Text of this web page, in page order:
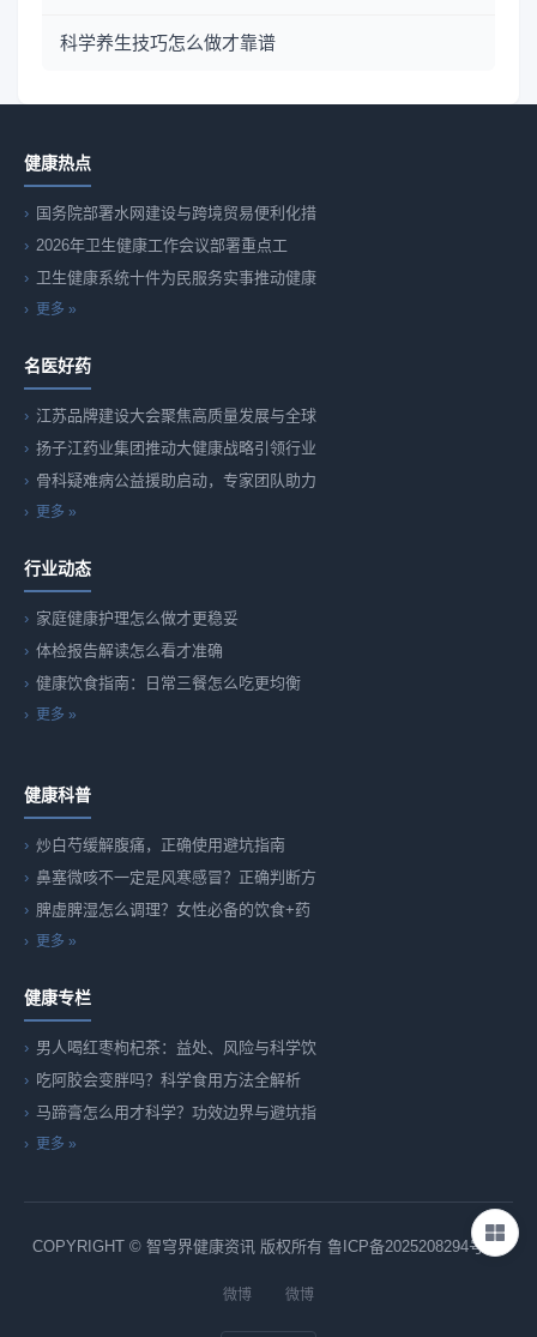
科学养生技巧怎么做才靠谱
健康热点
国务院部署水网建设与跨境贸易便利化措
2026年卫生健康工作会议部署重点工
卫生健康系统十件为民服务实事推动健康
更多 »
名医好药
江苏品牌建设大会聚焦高质量发展与全球
扬子江药业集团推动大健康战略引领行业
骨科疑难病公益援助启动，专家团队助力
更多 »
行业动态
家庭健康护理怎么做才更稳妥
体检报告解读怎么看才准确
健康饮食指南：日常三餐怎么吃更均衡
更多 »
健康科普
炒白芍缓解腹痛，正确使用避坑指南
鼻塞微咳不一定是风寒感冒？正确判断方
脾虚脾湿怎么调理？女性必备的饮食+药
更多 »
健康专栏
男人喝红枣枸杞茶：益处、风险与科学饮
吃阿胶会变胖吗？科学食用方法全解析
马蹄膏怎么用才科学？功效边界与避坑指
更多 »
COPYRIGHT © 智穹界健康资讯 版权所有 鲁ICP备2025208294号-82
微博 微博